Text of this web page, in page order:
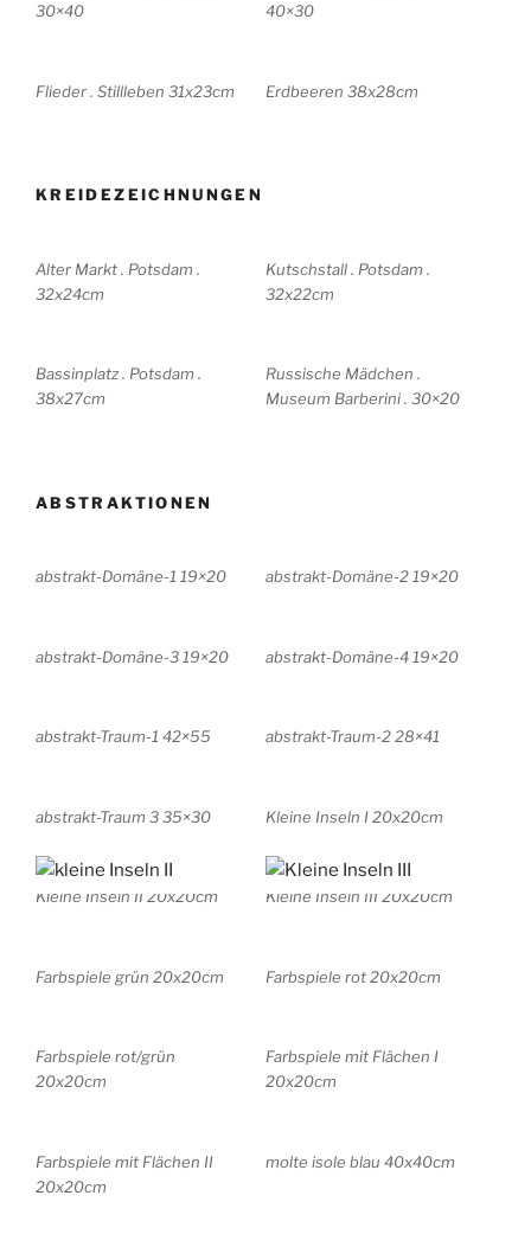
30×40
40×30
Flieder . Stillleben 31x23cm Erdbeeren 38x28cm
KREIDEZEICHNUNGEN
Alter Markt . Potsdam .
32x24cm
Kutschstall . Potsdam .
32x22cm
Bassinplatz . Potsdam .
38x27cm
Russische Mädchen .
Museum Barberini . 30×20
ABSTRAKTIONEN
abstrakt-Domäne-1 19×20 abstrakt-Domäne-2 19×20
abstrakt-Domäne-3 19×20 abstrakt-Domäne-4 19×20
abstrakt-Traum-1 42×55 abstrakt-Traum-2 28×41
abstrakt-Traum 3 35×30 Kleine Inseln I 20x20cm
Kleine Inseln II 20x20cm Kleine Inseln III 20x20cm
Farbspiele grün 20x20cm Farbspiele rot 20x20cm
Farbspiele rot/grün
20x20cm
Farbspiele mit Flächen I
20x20cm
Farbspiele mit Flächen II
20x20cm
molte isole blau 40x40cm